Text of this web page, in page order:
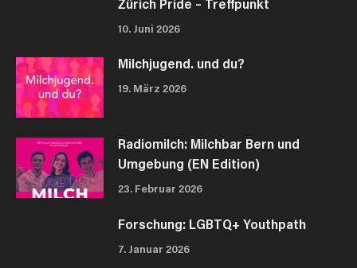
10. Juni 2026
Milchjugend. und du?
19. März 2026
Radiomilch: Milchbar Bern und
Umgebung (EN Edition)
23. Februar 2026
Forschung: LGBTQ+ Youthpath
7. Januar 2026